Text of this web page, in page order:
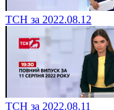
ТСН за 2022.08.12
ТСН за 2022.08.11